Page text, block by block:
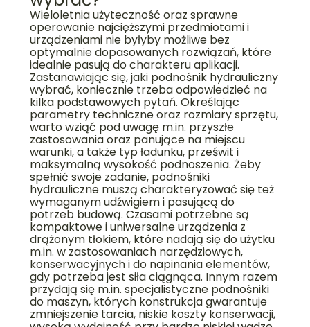
Wieloletnia użyteczność oraz sprawne
operowanie najcięższymi przedmiotami i
urządzeniami nie byłyby możliwe bez
optymalnie dopasowanych rozwiązań, które
idealnie pasują do charakteru aplikacji.
Zastanawiając się, jaki podnośnik hydrauliczny
wybrać, koniecznie trzeba odpowiedzieć na
kilka podstawowych pytań. Określając
parametry techniczne oraz rozmiary sprzętu,
warto wziąć pod uwagę m.in. przyszłe
zastosowania oraz panujące na miejscu
warunki, a także typ ładunku, prześwit i
maksymalną wysokość podnoszenia. Żeby
spełnić swoje zadanie, podnośniki
hydrauliczne muszą charakteryzować się też
wymaganym udźwigiem i pasującą do
potrzeb budową. Czasami potrzebne są
kompaktowe i uniwersalne urządzenia z
drążonym tłokiem, które nadają się do użytku
m.in. w zastosowaniach narzędziowych,
konserwacyjnych i do napinania elementów,
gdy potrzeba jest siła ciągnąca. Innym razem
przydają się m.in. specjalistyczne podnośniki
do maszyn, których konstrukcja gwarantuje
zmniejszenie tarcia, niskie koszty konserwacji,